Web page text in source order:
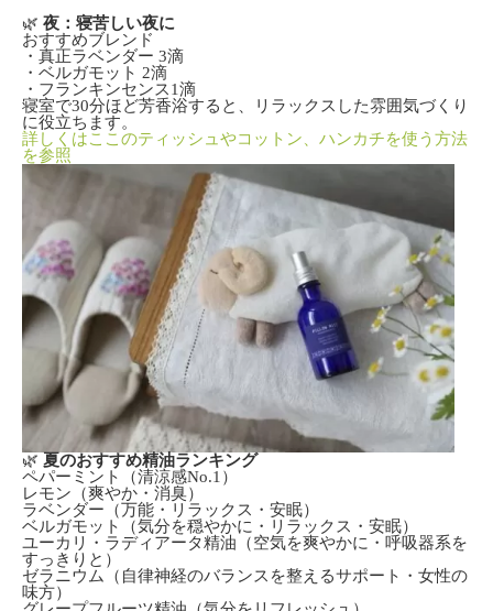
🌿 夜：寝苦しい夜に
おすすめブレンド
・真正ラベンダー 3滴
・ベルガモット 2滴
・フランキンセンス1滴
寝室で30分ほど芳香浴すると、リラックスした雰囲気づくり
に役立ちます。
詳しくはここのティッシュやコットン、ハンカチを使う方法
を参照
🌿 夏のおすすめ精油ランキング
ペパーミント（清涼感No.1）
レモン（爽やか・消臭）
ラベンダー（万能・リラックス・安眠）
ベルガモット（気分を穏やかに・リラックス・安眠）
ユーカリ・ラディアータ精油 （空気を爽やかに・呼吸器系を
すっきりと）
ゼラニウム（自律神経のバランスを整えるサポート・女性の
味方）